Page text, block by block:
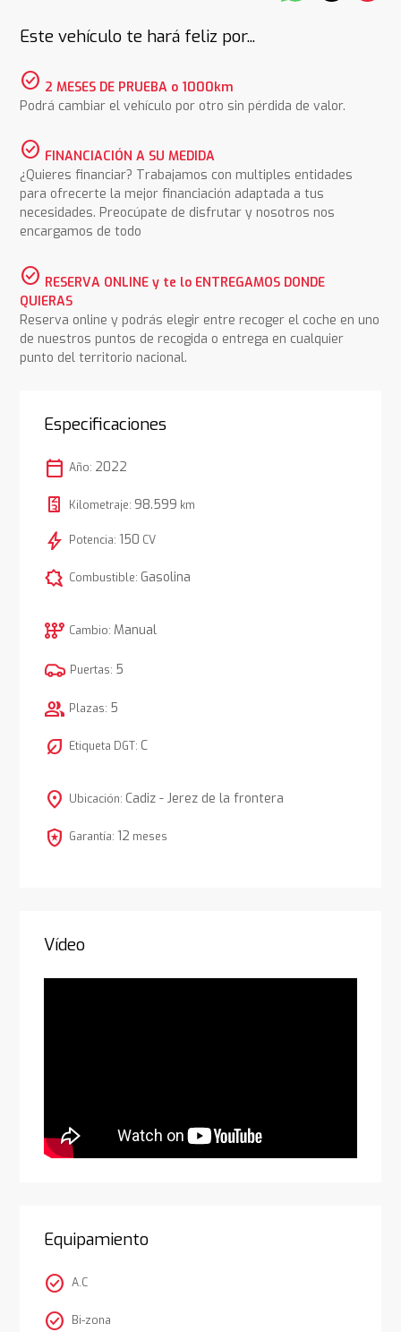
Este vehículo te hará feliz por...
check_circle 2 MESES DE PRUEBA o 1000km
Podrá cambiar el vehículo por otro sin pérdida de valor.
check_circle FINANCIACIÓN A SU MEDIDA
¿Quieres financiar? Trabajamos con multiples entidades
para ofrecerte la mejor financiación adaptada a tus
necesidades. Preocúpate de disfrutar y nosotros nos
encargamos de todo
check_circle RESERVA ONLINE y te lo ENTREGAMOS DONDE
QUIERAS
Reserva online y podrás elegir entre recoger el coche en uno
de nuestros puntos de recogida o entrega en cualquier
punto del territorio nacional.
Especificaciones
calendar_today Año: 2022
Kilometraje: 98.599 km
bolt Potencia: 150 CV
comic_bubble Combustible: Gasolina
auto_transmission Cambio: Manual
Puertas: 5
group Plazas: 5
nest_eco_leaf Etiqueta DGT: C
location_on Ubicación: Cadiz - Jerez de la frontera
local_police Garantía: 12 meses
Vídeo
Equipamiento
check_circle A.C
check_circle Bi-zona